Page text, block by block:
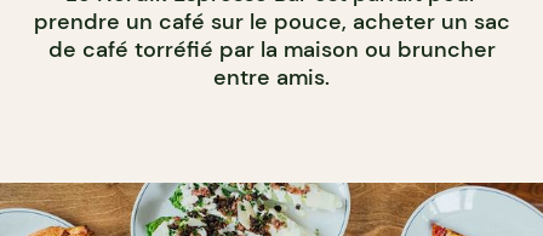
prendre un café sur le pouce, acheter un sac
de café torréfié par la maison ou bruncher
entre amis.